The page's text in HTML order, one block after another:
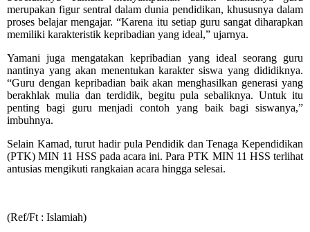
merupakan figur sentral dalam dunia pendidikan, khususnya dalam
proses belajar mengajar. “Karena itu setiap guru sangat diharapkan
memiliki karakteristik kepribadian yang ideal,” ujarnya.
Yamani juga mengatakan kepribadian yang ideal seorang guru
nantinya yang akan menentukan karakter siswa yang dididiknya.
“Guru dengan kepribadian baik akan menghasilkan generasi yang
berakhlak mulia dan terdidik, begitu pula sebaliknya. Untuk itu
penting bagi guru menjadi contoh yang baik bagi siswanya,”
imbuhnya.
Selain Kamad, turut hadir pula Pendidik dan Tenaga Kependidikan
(PTK) MIN 11 HSS pada acara ini. Para PTK MIN 11 HSS terlihat
antusias mengikuti rangkaian acara hingga selesai.
(Ref/Ft : Islamiah)